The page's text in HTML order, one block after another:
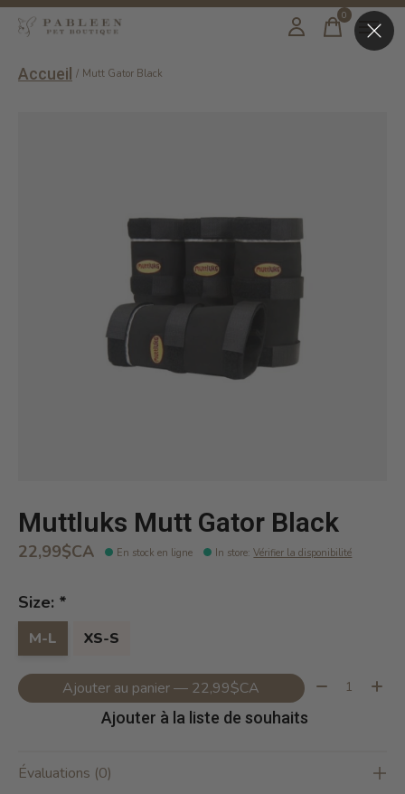
0items
Accueil / Mutt Gator Black
Muttluks Mutt Gator Black
22,99$CA En stock en ligne In store:Vérifier la disponibilité
Size: *
M-L XS-S
Ajouter au panier — 22,99$CA Quantité:
Ajouter à la liste de souhaits
Évaluations (0)